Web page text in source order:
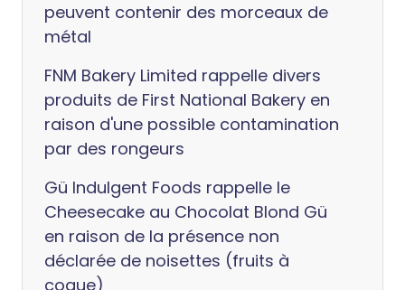
peuvent contenir des morceaux de
métal
FNM Bakery Limited rappelle divers
produits de First National Bakery en
raison d'une possible contamination
par des rongeurs
Gü Indulgent Foods rappelle le
Cheesecake au Chocolat Blond Gü
en raison de la présence non
déclarée de noisettes (fruits à
coque)